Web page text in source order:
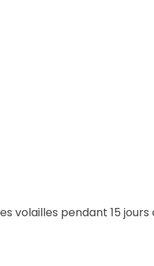
volailles pendant 15